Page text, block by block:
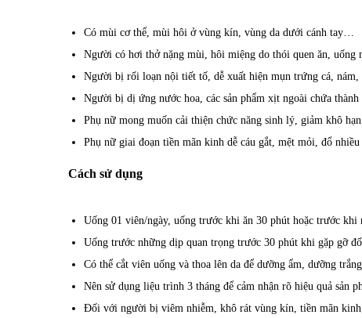
Có mùi cơ thể, mùi hôi ở vùng kín, vùng da dưới cánh tay…
Người có hơi thở nặng mùi, hôi miệng do thói quen ăn, uống
Người bị rối loạn nội tiết tố, dễ xuất hiện mụn trứng cá, nám,
Người bị dị ứng nước hoa, các sản phẩm xịt ngoài chứa thành
Phụ nữ mong muốn cải thiện chức năng sinh lý, giảm khô
Phụ nữ giai đoạn tiền mãn kinh dễ cáu gắt, mệt mỏi, đổ nhiều
Cách sử dụng
Uống 01 viên/ngày, uống trước khi ăn 30 phút hoặc trước khi
Uống trước những dịp quan trọng trước 30 phút khi gặp gỡ
Có thể cắt viên uống và thoa lên da để dưỡng ẩm, dưỡng
Nên sử dụng liệu trình 3 tháng để cảm nhận rõ hiệu quả sản
Đối với người bị viêm nhiễm, khô rát vùng kín, tiền mãn